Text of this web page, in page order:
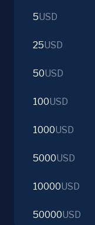
5USD
25USD
50USD
100USD
1000USD
5000USD
10000USD
50000USD